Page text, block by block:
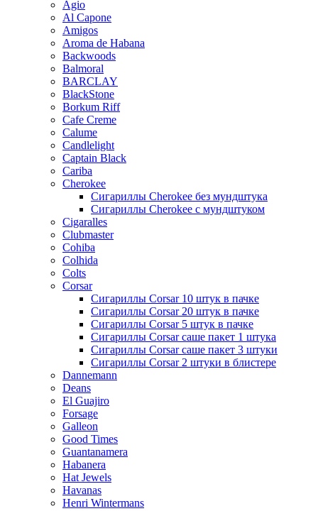
Agio
Al Capone
Amigos
Aroma de Habana
Backwoods
Balmoral
BARCLAY
BlackStone
Borkum Riff
Cafe Creme
Calume
Candlelight
Captain Black
Cariba
Cherokee
Сигариллы Cherokee без мундштука
Сигариллы Cherokee с мундштуком
Cigaralles
Clubmaster
Cohiba
Colhida
Colts
Corsar
Сигариллы Corsar 10 штук в пачке
Сигариллы Corsar 20 штук в пачке
Сигариллы Corsar 5 штук в пачке
Сигариллы Corsar саше пакет 1 штука
Сигариллы Corsar саше пакет 3 штуки
Сигариллы Corsar 2 штуки в блистере
Dannemann
Deans
El Guajiro
Forsage
Galleon
Good Times
Guantanamera
Habanera
Hat Jewels
Havanas
Henri Wintermans